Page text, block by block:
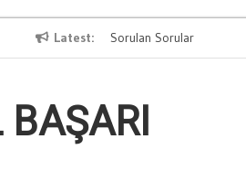
Latest
En Cok Sorulan Sorular
BAŞARI